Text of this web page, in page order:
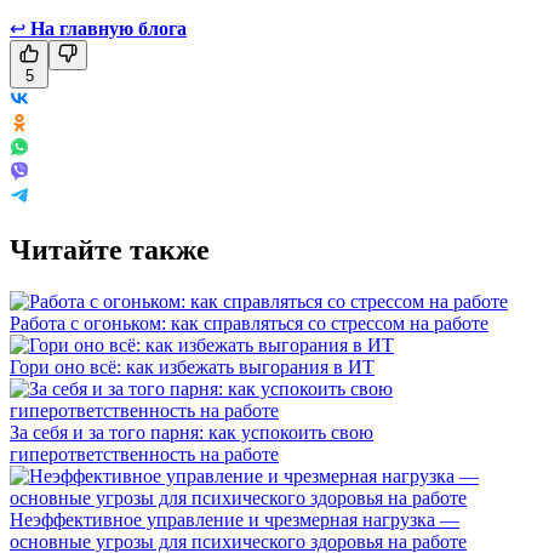
↩ На главную блога
5
Читайте также
Работа с огоньком: как справляться со стрессом на работе
Гори оно всё: как избежать выгорания в ИТ
За себя и за того парня: как успокоить свою
гиперответственность на работе
Неэффективное управление и чрезмерная нагрузка —
основные угрозы для психического здоровья на работе